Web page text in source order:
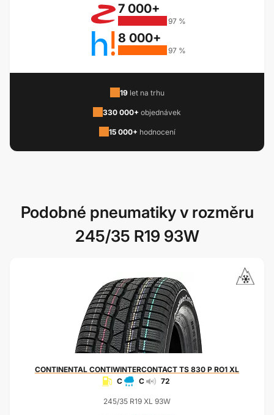
7 000+
97 %
8 000+
97 %
19let na trhu
330 000+ objednávek
15 000+ hodnocení
Podobné pneumatiky v rozměru
245/35 R19 93W
CONTINENTAL CONTIWINTERCONTACT TS 830 P RO1 XL
C
C 72
245/35 R19 XL 93W